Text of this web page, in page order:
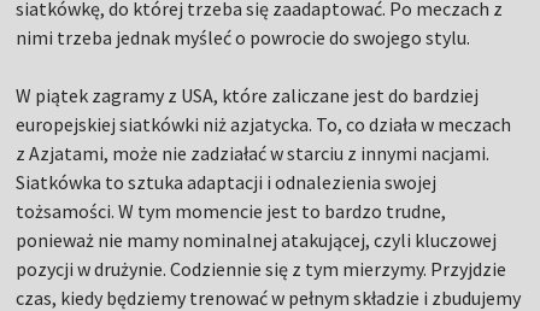
siatkówkę, do której trzeba się zaadaptować. Po meczach z
nimi trzeba jednak myśleć o powrocie do swojego stylu.
W piątek zagramy z USA, które zaliczane jest do bardziej
europejskiej siatkówki niż azjatycka. To, co działa w meczach
z Azjatami, może nie zadziałać w starciu z innymi nacjami.
Siatkówka to sztuka adaptacji i odnalezienia swojej
tożsamości. W tym momencie jest to bardzo trudne,
ponieważ nie mamy nominalnej atakującej, czyli kluczowej
pozycji w drużynie. Codziennie się z tym mierzymy. Przyjdzie
czas, kiedy będziemy trenować w pełnym składzie i zbudujemy